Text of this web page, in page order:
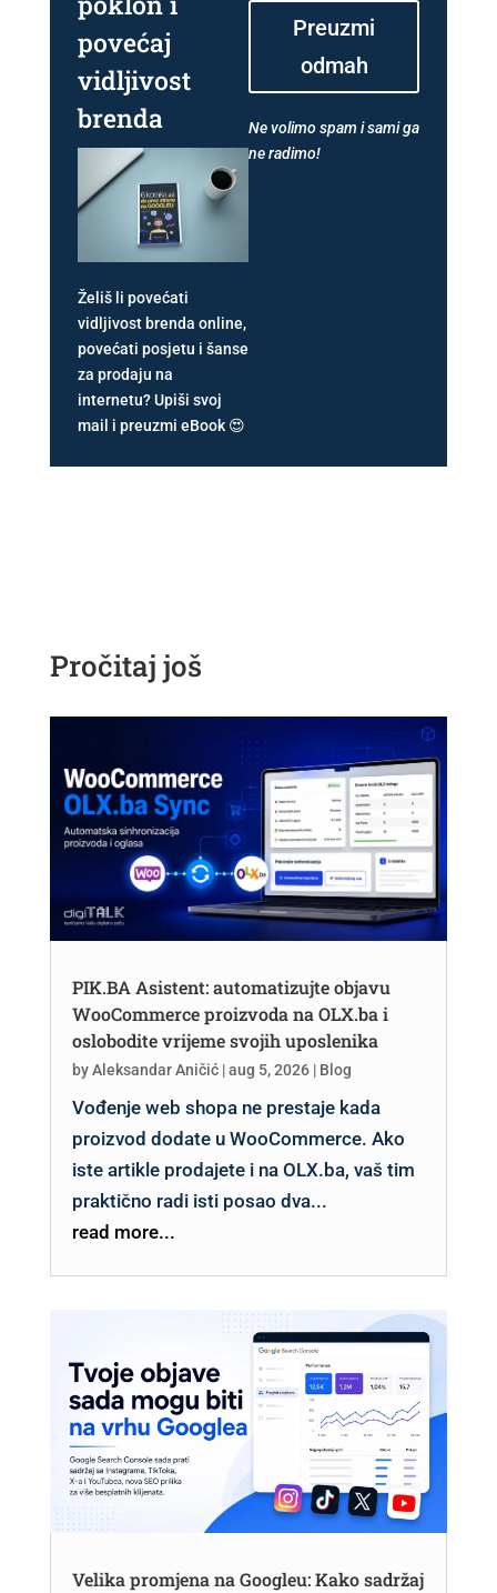
povećaj
vidljivost
brenda
Želiš li povećati
vidljivost brenda online,
povećati posjetu i šanse
za prodaju na
internetu? Upiši svoj
mail i preuzmi eBook 😍
Preuzmi
odmah
Ne volimo spam i sami ga
ne radimo!
Pročitaj još
PIK.BA Asistent: automatizujte objavu
WooCommerce proizvoda na OLX.ba i
oslobodite vrijeme svojih uposlenika
byAleksandar Aničić|aug 5, 2026| Blog
Vođenje web shopa ne prestaje kada
proizvod dodate u WooCommerce. Ako
iste artikle prodajete i na OLX.ba, vaš tim
praktično radi isti posao dva...
read more...
Velika promjena na Googleu: Kako sadržaj